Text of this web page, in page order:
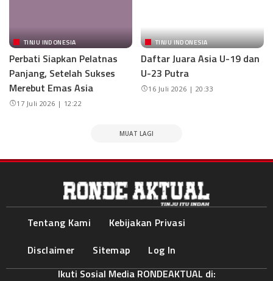
TINJU INDONESIA
Perbati Siapkan Pelatnas
Panjang, Setelah Sukses
Merebut Emas Asia
17 Juli 2026 | 12:22
TINJU INDONESIA
Daftar Juara Asia U-19 dan
U-23 Putra
16 Juli 2026 | 20:33
MUAT LAGI
Tentang Kami
Kebijakan Privasi
Disclaimer
Sitemap
Log In
Ikuti Sosial Media RONDEAKTUAL di: